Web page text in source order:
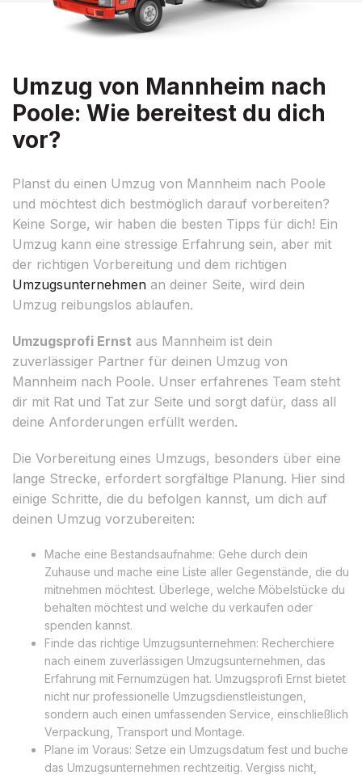
Umzug von Mannheim nach
Poole: Wie bereitest du dich
vor?
Planst du einen Umzug von Mannheim nach Poole
und möchtest dich bestmöglich darauf vorbereiten?
Keine Sorge, wir haben die besten Tipps für dich! Ein
Umzug kann eine stressige Erfahrung sein, aber mit
der richtigen Vorbereitung und dem richtigen
Umzugsunternehmen an deiner Seite, wird dein
Umzug reibungslos ablaufen.
Umzugsprofi Ernst aus Mannheim ist dein
zuverlässiger Partner für deinen Umzug von
Mannheim nach Poole. Unser erfahrenes Team steht
dir mit Rat und Tat zur Seite und sorgt dafür, dass all
deine Anforderungen erfüllt werden.
Die Vorbereitung eines Umzugs, besonders über eine
lange Strecke, erfordert sorgfältige Planung. Hier sind
einige Schritte, die du befolgen kannst, um dich auf
deinen Umzug vorzubereiten:
Mache eine Bestandsaufnahme: Gehe durch dein
Zuhause und mache eine Liste aller Gegenstände, die du
mitnehmen möchtest. Überlege, welche Möbelstücke du
behalten möchtest und welche du verkaufen oder
spenden kannst.
Finde das richtige Umzugsunternehmen: Recherchiere
nach einem zuverlässigen Umzugsunternehmen, das
Erfahrung mit Fernumzügen hat. Umzugsprofi Ernst bietet
nicht nur professionelle Umzugsdienstleistungen,
sondern auch einen umfassenden Service, einschließlich
Verpackung, Transport und Montage.
Plane im Voraus: Setze ein Umzugsdatum fest und buche
das Umzugsunternehmen rechtzeitig. Vergiss nicht,